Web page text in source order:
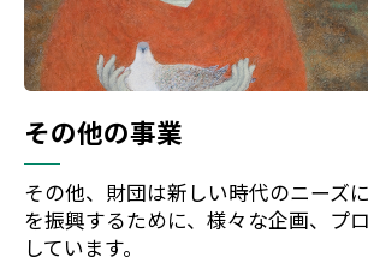
その他の事業
その他、財団は新しい時代のニーズ
を振興するために、様々な企画、プ
しています。